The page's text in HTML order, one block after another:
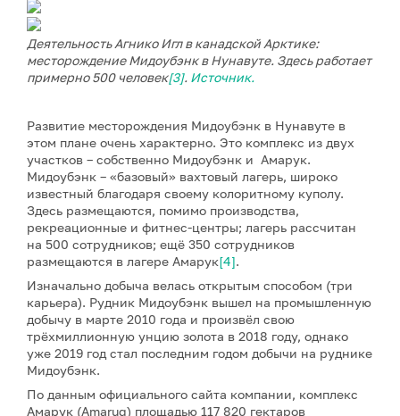
Деятельность Агнико Игл в канадской Арктике:
месторождение Мидоубэнк в Нунавуте. Здесь работает
примерно 500 человек[3]. Источник.
Развитие месторождения Мидоубэнк в Нунавуте в
этом плане очень характерно. Это комплекс из двух
участков – собственно Мидоубэнк и Амарук.
Мидоубэнк – «базовый» вахтовый лагерь, широко
известный благодаря своему колоритному куполу.
Здесь размещаются, помимо производства,
рекреационные и фитнес-центры; лагерь рассчитан
на 500 сотрудников; ещё 350 сотрудников
размещаются в лагере Амарук[4].
Изначально добыча велась открытым способом (три
карьера). Рудник Мидоубэнк вышел на промышленную
добычу в марте 2010 года и произвёл свою
трёхмиллионную унцию золота в 2018 году, однако
уже 2019 год стал последним годом добычи на руднике
Мидоубэнк.
По данным официального сайта компании, комплекс
Амарук (Amaruq) площадью 117 820 гектаров